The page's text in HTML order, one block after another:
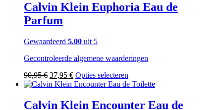
Calvin Klein Euphoria Eau de
Parfum
Gewaardeerd 5.00 uit 5
Gecontroleerde algemene waarderingen
90,95€ Oorspronkelijke
prijs
90,95 €.
37,95 €Huidige
prijs
37,95 €.
Opties selecteren
product
meerdere
Calvin Klein Encounter Eau de